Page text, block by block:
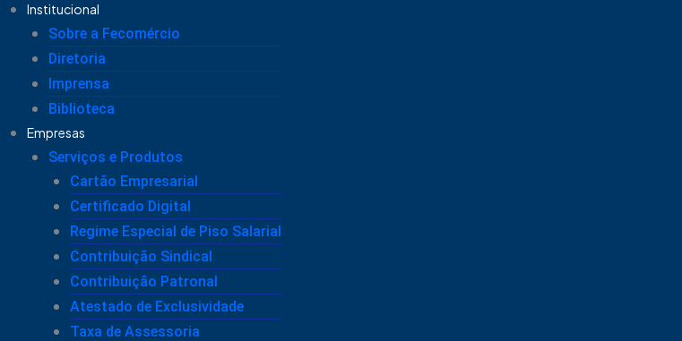
conteúdo
Institucional
Sobre a Fecomércio
Diretoria
Imprensa
Biblioteca
Empresas
Serviços e Produtos
Cartão Empresarial
Certificado Digital
Regime Especial de Piso Salarial
Contribuição Sindical
Contribuição Patronal
Atestado de Exclusividade
Taxa de Assessoria